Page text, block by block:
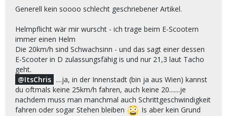
Generell kein soooo schlecht geschriebener Artikel.
Helmpflicht wär mir wurscht - ich trage beim E-Scootern
immer einen Helm
Die 20km/h sind Schwachsinn - und das sagt einer dessen
E-Scooter in D zulassungsfähig is und nur 21,3 laut Tacho
geht.
ItsChris ....ja, in der Innenstadt (bin ja aus Wien) kannst
du oftmals keine 25km/h fahren, auch keine 20.......je
nachdem muss man manchmal auch Schrittgeschwindigkeit
fahren oder sogar Stehen bleiben
Is aber kein Grund